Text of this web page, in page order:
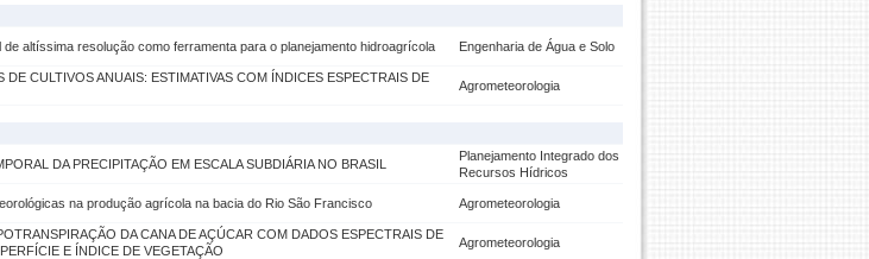
de altíssima resolução como ferramenta para o planejamento hidroagrícola Engenharia de Água e Solo
DE CULTIVOS ANUAIS: ESTIMATIVAS COM ÍNDICES ESPECTRAIS DE
Agrometeorologia
DA PRECIPITAÇÃO EM ESCALA SUBDIÁRIA NO BRASIL
Planejamento Integrado dos
Recursos Hídricos
na produção agrícola na bacia do Rio São Francisco Agrometeorologia
DA CANA DE AÇÚCAR COM DADOS ESPECTRAIS DE
E ÍNDICE DE VEGETAÇÃO
Agrometeorologia